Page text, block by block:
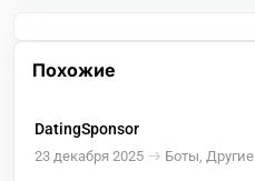
Похожие
DatingSponsor
23 декабря 2025 Боты, Другие